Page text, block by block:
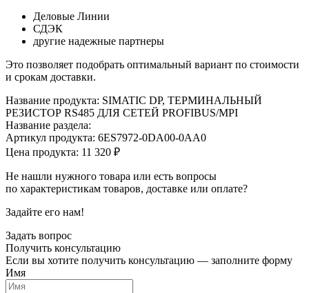
Деловые Линии
СДЭК
другие надежные партнеры
Это позволяет подобрать оптимальный вариант по стоимости
и срокам доставки.
Название продукта: SIMATIC DP, ТЕРМИНАЛЬНЫЙ
РЕЗИСТОР RS485 ДЛЯ СЕТЕЙ PROFIBUS/MPI
Название раздела:
Артикул продукта: 6ES7972-0DA00-0AA0
Цена продукта: 11 320 ₽
Не нашли нужного товара или есть вопросы
по характеристикам товаров, доставке или оплате?
Задайте его нам!
Задать вопрос
Получить консультацию
Если вы хотите получить консультацию — заполните форму
Имя